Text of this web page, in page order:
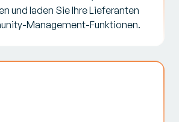
und laden Sie Ihre Lieferanten
Management-Funktionen.